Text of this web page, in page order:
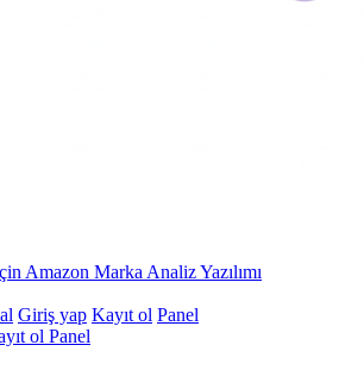
Amazon Marka Analiz Yazılımı
Giriş yap Kayıt ol Panel
ol Panel